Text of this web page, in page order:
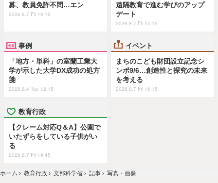
募、教員免許不問…エン
2026.8.7 Fri 19:15
遠隔教育で進む学びのアップ
デート
2026.8.7 Fri 15:15
事例
「地方・単科」の室蘭工業大
学が示した大学DX成功の処方
箋
2026.8.4 Tue 12:15
イベント
まちのこども財団設立記念シ
ンポ9/6…創造性と探究の未来
を考える
2026.8.7 Fri 16:15
教育行政
【クレーム対応Q＆A】公園で
いたずらをしている子供がい
る
2026.8.7 Fri 19:45
ホーム › 教育行政 › 文部科学省 › 記事 › 写真・画像